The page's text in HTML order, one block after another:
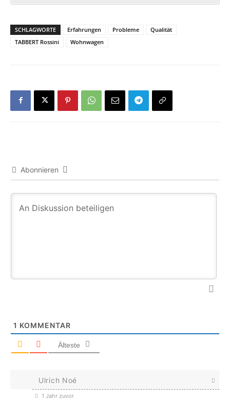
SCHLAGWORTE Erfahrungen Probleme
Qualität
TABBERT Rossini
Wohnwagen
Abonnieren
1 KOMMENTAR
Älteste
Ulrich Noé
1 Jahr zuvor